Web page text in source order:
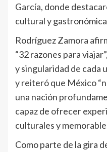
García, donde
cultural y
Rodríguez Zamora
“32 razones para
y singularidad de cada
y reiteró que México
una nación
capaz de ofrecer
culturales y
Como parte de la gira